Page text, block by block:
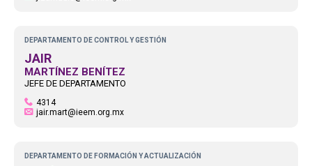
DEPARTAMENTO DE CONTROL Y GESTIÓN
JAIR
MARTÍNEZ BENÍTEZ
JEFE DE DEPARTAMENTO
4314
jair.mart@ieem.org.mx
DEPARTAMENTO DE FORMACIÓN Y ACTUALIZACIÓN